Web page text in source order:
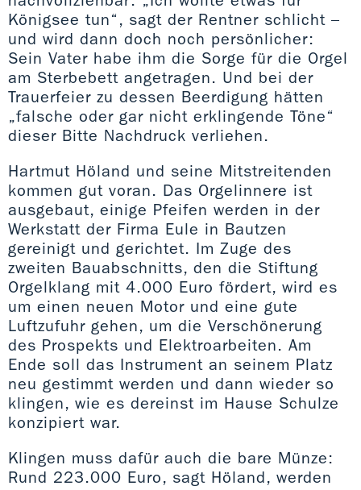
Königsee tun“, sagt der Rentner schlicht –
und wird dann doch noch persönlicher:
Sein Vater habe ihm die Sorge für die Orgel
am Sterbebett angetragen. Und bei der
Trauerfeier zu dessen Beerdigung hätten
„falsche oder gar nicht erklingende Töne“
dieser Bitte Nachdruck verliehen.
Hartmut Höland und seine Mitstreitenden
kommen gut voran. Das Orgelinnere ist
ausgebaut, einige Pfeifen werden in der
Werkstatt der Firma Eule in Bautzen
gereinigt und gerichtet. Im Zuge des
zweiten Bauabschnitts, den die Stiftung
Orgelklang mit 4.000 Euro fördert, wird es
um einen neuen Motor und eine gute
Luftzufuhr gehen, um die Verschönerung
des Prospekts und Elektroarbeiten. Am
Ende soll das Instrument an seinem Platz
neu gestimmt werden und dann wieder so
klingen, wie es dereinst im Hause Schulze
konzipiert war.
Klingen muss dafür auch die bare Münze:
Rund 223.000 Euro, sagt Höland, werden